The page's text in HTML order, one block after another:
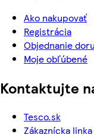
Ako nakupovať
Registrácia
Objednanie
Moje obľúbené
Kontaktujte
Tesco.sk
Zákaznícka